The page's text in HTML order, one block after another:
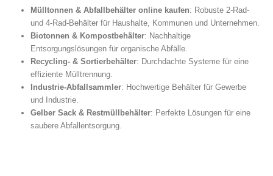
Mülltonnen & Abfallbehälter online kaufen: Robuste 2-Rad-
und 4-Rad-Behälter für Haushalte, Kommunen und Unternehmen.
Biotonnen & Kompostbehälter: Nachhaltige
Entsorgungslösungen für organische Abfälle.
Recycling- & Sortierbehälter: Durchdachte Systeme für eine
effiziente Mülltrennung.
Industrie-Abfallsammler: Hochwertige Behälter für Gewerbe
und Industrie.
Gelber Sack & Restmüllbehälter: Perfekte Lösungen für eine
saubere Abfallentsorgung.